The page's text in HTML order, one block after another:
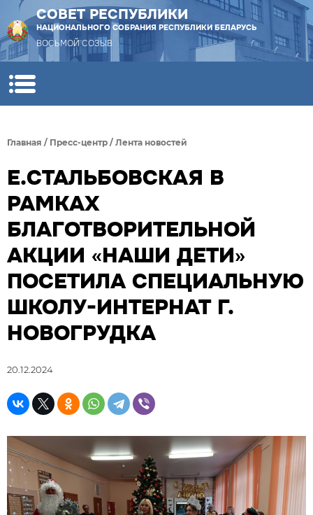
СОВЕТ РЕСПУБЛИКИ
НАЦИОНАЛЬНОГО СОБРАНИЯ РЕСПУБЛИКИ БЕЛАРУСЬ
ВОСЬМОЙ СОЗЫВ
Главная / Пресс-центр / Лента новостей
Е.СТАЛЬБОВСКАЯ В
РАМКАХ
БЛАГОТВОРИТЕЛЬНОЙ
АКЦИИ «НАШИ ДЕТИ»
ПОСЕТИЛА СПЕЦИАЛЬНУЮ
ШКОЛУ-ИНТЕРНАТ Г.
НОВОГРУДКА
20.12.2024